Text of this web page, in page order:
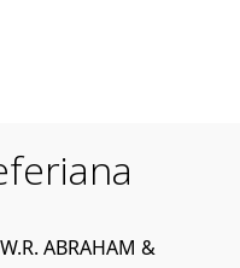
W.R. ABRAHAM &